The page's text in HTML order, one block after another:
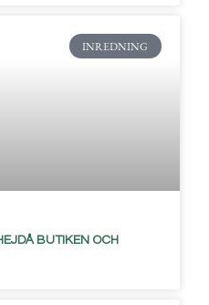
INREDNING
BUTIKEN OCH